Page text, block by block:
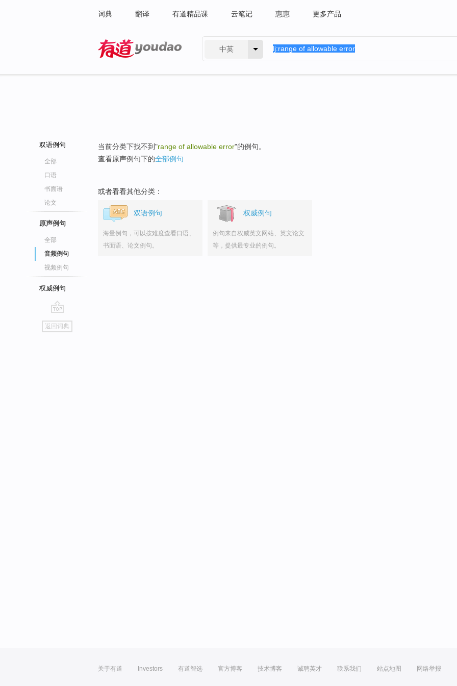
词典 翻译 有道精品课 云笔记 惠惠 更多产品
中英
双语例句
全部
口语
书面语
论文
原声例句
全部
音频例句
视频例句
权威例句
go
top
返回词典
当前分类下找不到"range of allowable error"的例句。
查看原声例句下的全部例句
或者看看其他分类：
双语例句
海量例句，可以按难度查看口语、
书面语、论文例句。
权威例句
例句来自权威英文网站、英文论文
等，提供最专业的例句。
关于有道 Investors 有道智选 官方博客 技术博客 诚聘英才 联系我们 站点地图 网络举报